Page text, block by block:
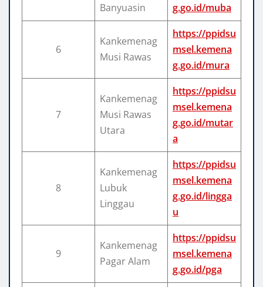
Banyuasin
g.go.id/muba
6
Kankemenag
Musi Rawas
https://ppidsu
msel.kemena
g.go.id/mura
7
Kankemenag
Musi Rawas
Utara
https://ppidsu
msel.kemena
g.go.id/mutar
a
8
Kankemenag
Lubuk
Linggau
https://ppidsu
msel.kemena
g.go.id/lingga
u
9
Kankemenag
Pagar Alam
https://ppidsu
msel.kemena
g.go.id/pga